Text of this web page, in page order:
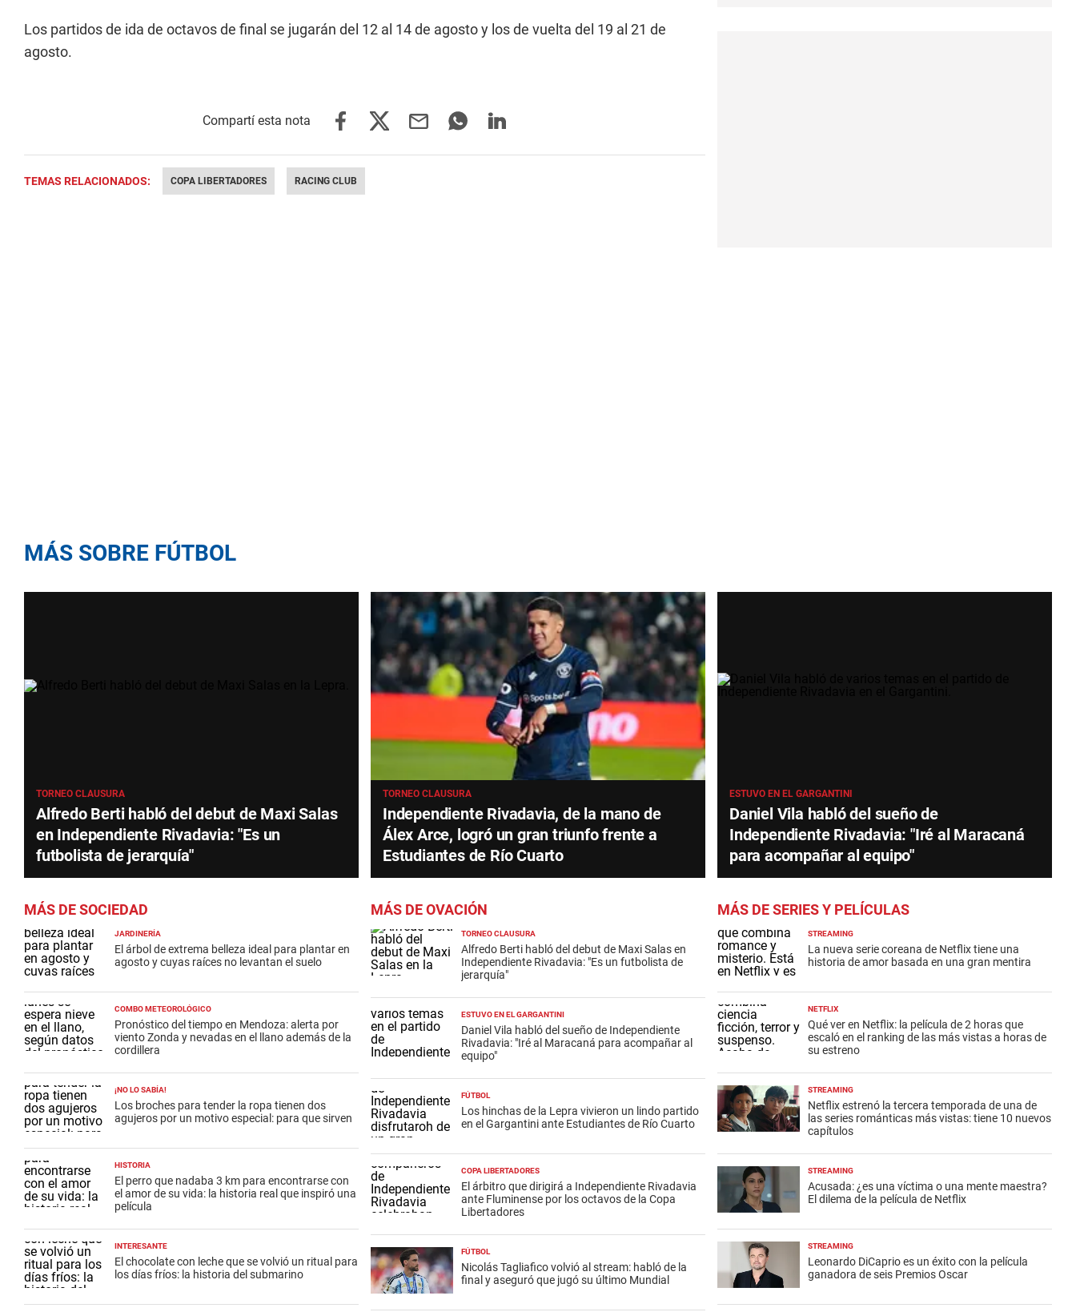
Los partidos de ida de octavos de final se jugarán del 12 al 14 de agosto y los de vuelta del 19 al 21 de
agosto.
TEMAS RELACIONADOS: COPA LIBERTADORES RACING CLUB
MÁS SOBRE FÚTBOL
TORNEO CLAUSURA
Alfredo Berti habló del debut de Maxi Salas
en Independiente Rivadavia: "Es un
futbolista de jerarquía"
TORNEO CLAUSURA
Independiente Rivadavia, de la mano de
Álex Arce, logró un gran triunfo frente a
Estudiantes de Río Cuarto
ESTUVO EN EL GARGANTINI
Daniel Vila habló del sueño de
Independiente Rivadavia: "Iré al Maracaná
para acompañar al equipo"
MÁS DE SOCIEDAD
JARDINERÍA
El árbol de extrema belleza ideal para plantar en
agosto y cuyas raíces no levantan el suelo
COMBO METEOROLÓGICO
Pronóstico del tiempo en Mendoza: alerta por
viento Zonda y nevadas en el llano además de la
cordillera
¡NO LO SABÍA!
Los broches para tender la ropa tienen dos
agujeros por un motivo especial: para que sirven
HISTORIA
El perro que nadaba 3 km para encontrarse con
el amor de su vida: la historia real que inspiró una
película
INTERESANTE
El chocolate con leche que se volvió un ritual para
los días fríos: la historia del submarino
MÁS DE OVACIÓN
TORNEO CLAUSURA
Alfredo Berti habló del debut de Maxi Salas en
Independiente Rivadavia: "Es un futbolista de
jerarquía"
ESTUVO EN EL GARGANTINI
Daniel Vila habló del sueño de Independiente
Rivadavia: "Iré al Maracaná para acompañar al
equipo"
FÚTBOL
Los hinchas de la Lepra vivieron un lindo partido
en el Gargantini ante Estudiantes de Río Cuarto
COPA LIBERTADORES
El árbitro que dirigirá a Independiente Rivadavia
ante Fluminense por los octavos de la Copa
Libertadores
FÚTBOL
Nicolás Tagliafico volvió al stream: habló de la
final y aseguró que jugó su último Mundial
MÁS DE SERIES Y PELÍCULAS
STREAMING
La nueva serie coreana de Netflix tiene una
historia de amor basada en una gran mentira
NETFLIX
Qué ver en Netflix: la película de 2 horas que
escaló en el ranking de las más vistas a horas de
su estreno
STREAMING
Netflix estrenó la tercera temporada de una de
las series románticas más vistas: tiene 10 nuevos
capítulos
STREAMING
Acusada: ¿es una víctima o una mente maestra?
El dilema de la película de Netflix
STREAMING
Leonardo DiCaprio es un éxito con la película
ganadora de seis Premios Oscar